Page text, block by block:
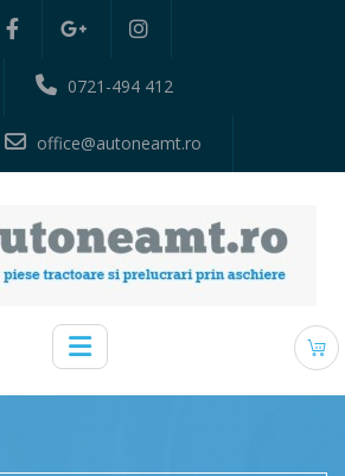
0721-494 412
office@autoneamt.ro